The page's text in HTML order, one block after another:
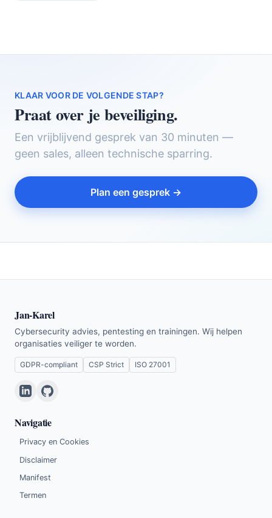
KLAAR VOOR DE VOLGENDE STAP?
Praat over je beveiliging.
Een vrijblijvend gesprek van 30 minuten —
geen sales, alleen technische sparring.
Plan een gesprek →
Jan-Karel
Cybersecurity advies, pentesting en trainingen. Wij helpen
organisaties veiliger te worden.
GDPR-compliant CSP Strict ISO 27001
Navigatie
Privacy en Cookies
Disclaimer
Manifest
Termen